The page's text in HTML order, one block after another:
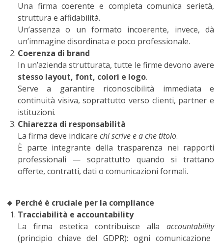
Una firma coerente e completa comunica serietà,
struttura e affidabilità.
Un’assenza o un formato incoerente, invece, dà
un’immagine disordinata e poco professionale.
Coerenza di brand
In un’azienda strutturata, tutte le firme devono avere
stesso layout, font, colori e logo.
Serve a garantire riconoscibilità immediata e
continuità visiva, soprattutto verso clienti, partner e
istituzioni.
Chiarezza di responsabilità
La firma deve indicare chi scrive e a che titolo.
È parte integrante della trasparenza nei rapporti
professionali — soprattutto quando si trattano
offerte, contratti, dati o comunicazioni formali.
🔹 Perché è cruciale per la compliance
Tracciabilità e accountability
La firma estetica contribuisce alla accountability
(principio chiave del GDPR): ogni comunicazione